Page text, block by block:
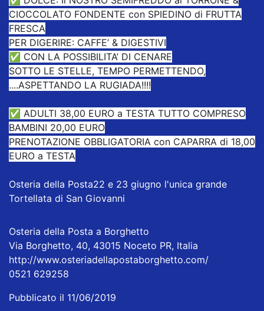
CIOCCOLATO FONDENTE con SPIEDINO di FRUTTA
FRESCA
PER DIGERIRE: CAFFE’ & DIGESTIVI
✅ CON LA POSSIBILITA’ DI CENARE
SOTTO LE STELLE, TEMPO PERMETTENDO,
....ASPETTANDO LA RUGIADA!!!!
✅ ADULTI 38,00 EURO a TESTA TUTTO COMPRESO
BAMBINI 20,00 EURO
PRENOTAZIONE OBBLIGATORIA con CAPARRA di 18,00
EURO a TESTA
Osteria della Posta22 e 23 giugno l'unica grande
Tortellata di San Giovanni
Osteria della Posta a Borghetto
Via Borghetto, 40, 43015 Noceto PR, Italia
http://www.osteriadellapostaborghetto.com/
0521 629258
Pubblicato il 11/06/2019